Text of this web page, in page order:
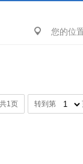
您的位
1页 转到第